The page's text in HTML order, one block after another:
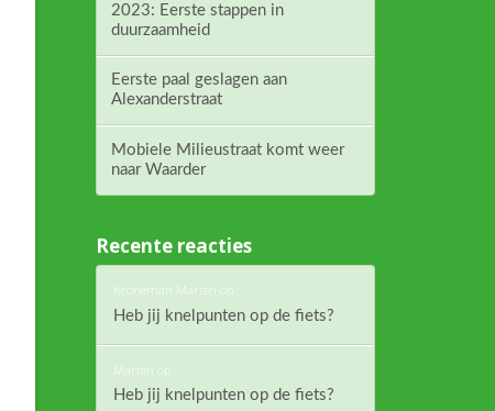
2023: Eerste stappen in
duurzaamheid
Eerste paal geslagen aan
Alexanderstraat
Mobiele Milieustraat komt weer
naar Waarder
Recente reacties
Kroneman Marten op
Heb jij knelpunten op de fiets?
Marten op
Heb jij knelpunten op de fiets?